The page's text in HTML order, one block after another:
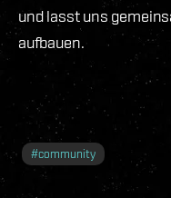
und lasst uns
aufbauen.
#community